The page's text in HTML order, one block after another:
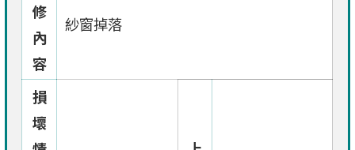
修
內
容
紗窗掉落
損
壞